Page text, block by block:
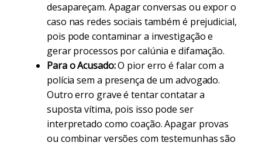
desapareçam. Apagar conversas ou expor o
caso nas redes sociais também é prejudicial,
pois pode contaminar a investigação e
gerar processos por calúnia e difamação.
Para o Acusado:O pior erro é falar com a
polícia sem a presença de um advogado.
Outro erro grave é tentar contatar a
suposta vítima, pois isso pode ser
interpretado como coação. Apagar provas
ou combinar versões com testemunhas são